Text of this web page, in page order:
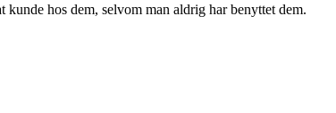
hos dem, selvom man aldrig har benyttet dem.